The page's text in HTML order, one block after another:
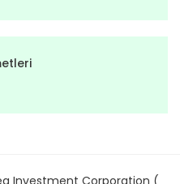
Investment Corporation (